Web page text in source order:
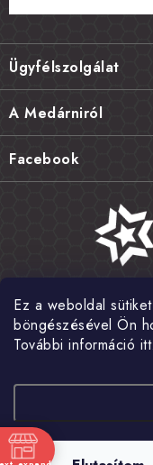
Ez a weboldal
böngészésével Ön
További információ itt.
L
á
b
l
é
c
Ügyfélszolgálat
Termékek visszaküldése,
Gyakori kérdések FAQ
Általános szerződési
Nagykereskedelem
A Medárniról
A mi történetünk
Fotógaléria
Hírek
Facebook
Copyright 2026